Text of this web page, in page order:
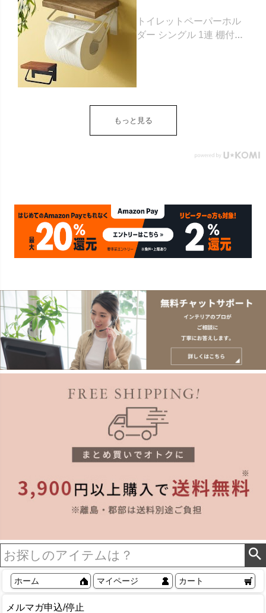
トイレットペーパーホル
ダー シングル 1連 棚付き
ダー 収納 DIY アンティー
ク ヴィンテージ ナチュラ
リア アジアン [84302] ホ
もっと見る
ホーム マイページ カート
メルマガ申込/停止